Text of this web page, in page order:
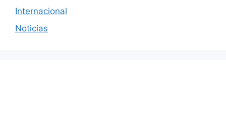
Internacional
Noticias